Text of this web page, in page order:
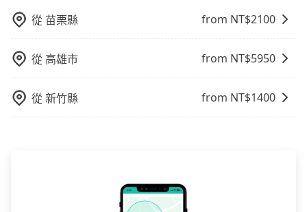
用到不熟悉的司機或者轉單給其他車行的情況比同行更
低，如此便反應在服務品質的控管會更佳。但tripool網
保證前一天中午以前均可全額取消退費，如已經決定好
格。
從 苗栗縣 from NT$2100
從 高雄市 from NT$5950
從新竹縣 from NT$1400